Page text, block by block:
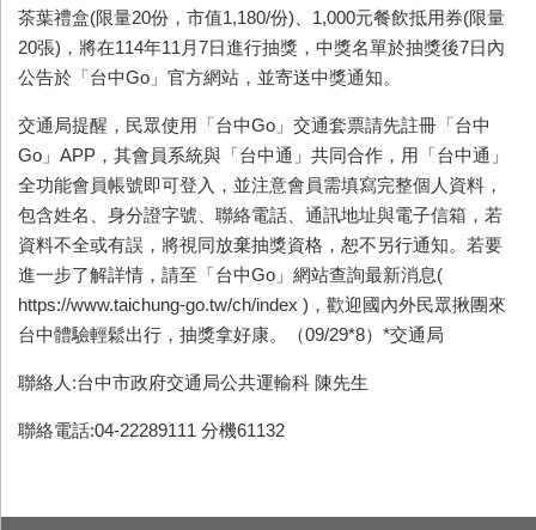
茶葉禮盒(限量20份，市值1,180/份) 1,000元餐飲抵用券(限量
20張) ，將在114年11 月7日進行抽獎，中獎名單於抽獎後7日內
公告於「台中Go 」官方網站，並寄送中獎通知。
交通局提醒，民眾使用「台中Go 」交通套票請先註冊「台中
Go 」 APP ，其會員系統與「台中通」共同合作，用「台中通」
全功能會員帳號即可登入，並注意會員需填寫完整個人資料，
包含姓名、身分證字號、聯絡電話、通訊地址與電子信箱，若
資料不全或有誤，將視同放棄抽獎資格，恕不另行通知。若要
進一步了解詳情，請至「台中Go 」網站查詢最新消息(
https://www.taichung-go.tw/ch/index ) ，歡迎國內外民眾揪團來
台中體驗輕鬆出行，抽獎拿好康。（09/29*8） *交通局
聯絡人:台中市政府交通局公共運輸科 陳先生
聯絡電話:04-22289111 分機61132